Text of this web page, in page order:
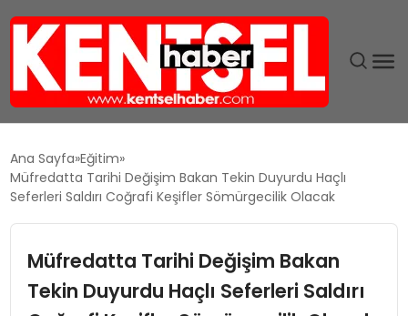
GÜNDEM
EĞITIM
Ana Sayfa Eğitim
Müfredatta Tarihi Değişim Bakan Tekin Duyurdu Haçlı
Seferleri Saldırı Coğrafi Keşifler Sömürgecilik Olacak
Müfredatta Tarihi Değişim Bakan
Tekin Duyurdu Haçlı Seferleri Saldırı